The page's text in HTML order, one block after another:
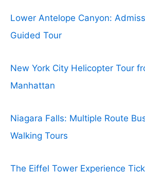
Lower Antelope Canyon:
Guided Tour
New York City Helicopter Tour
Manhattan
Niagara Falls: Multiple Route
Walking Tours
The Eiffel Tower Experience